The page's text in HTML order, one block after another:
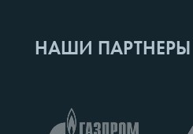
НАШИ